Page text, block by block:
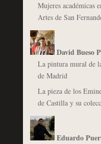
Mujeres académicas
Artes de San
David Bueso
La pintura mural de
de Madrid
La pieza de los
de Castilla y su
Eduardo